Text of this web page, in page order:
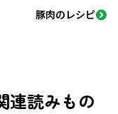
豚肉のレシピ
連読みもの